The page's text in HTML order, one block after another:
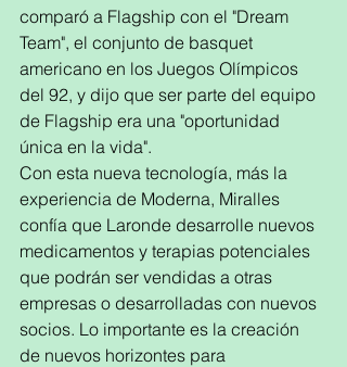
comparó a Flagship con el "Dream
Team", el conjunto de basquet
americano en los Juegos Olímpicos
del 92, y dijo que ser parte del equipo
de Flagship era una "oportunidad
única en la vida".
Con esta nueva tecnología, más la
experiencia de Moderna, Miralles
confía que Laronde desarrolle nuevos
medicamentos y terapias potenciales
que podrán ser vendidas a otras
empresas o desarrolladas con nuevos
socios. Lo importante es la creación
de nuevos horizontes para